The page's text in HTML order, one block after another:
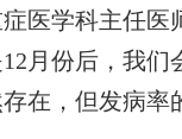
学科主任医
月份后，我
在，但发病率